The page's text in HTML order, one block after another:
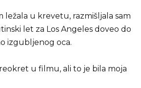
ležala u krevetu, razmišljala sam
let za Los Angeles doveo do
izgubljenog oca.
u filmu, ali to je bila moja